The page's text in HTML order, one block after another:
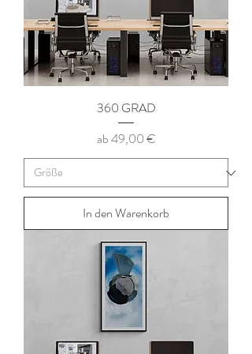
360 GRAD
ab49,00 €
Sale-Preis
In den Warenkorb